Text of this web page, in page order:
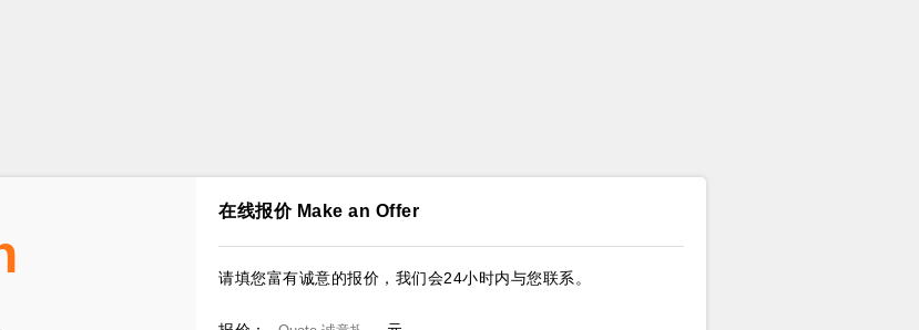
在线报价 Make an Offer
请填您富有诚意的报价，我们会24小时内与您联系。